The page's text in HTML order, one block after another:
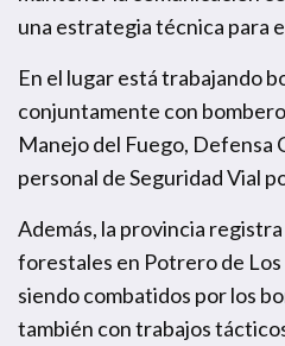
una estrategia técnica para
En el lugar está trabajando
conjuntamente con
Manejo del Fuego, Defensa
personal de Seguridad Vial
Además, la provincia
forestales en Potrero de Los
siendo combatidos por los
también con trabajos